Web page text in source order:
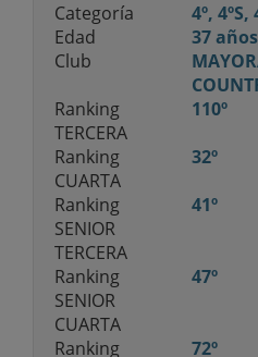
Categoría
4º, 4ºS,
Edad
37 años
Club
Ranking
TERCERA
110º
Ranking
CUARTA
32º
Ranking
SENIOR
TERCERA
41º
Ranking
SENIOR
CUARTA
47º
Ranking
72º